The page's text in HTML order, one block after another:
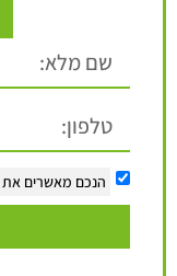
הנכם מאשרים את